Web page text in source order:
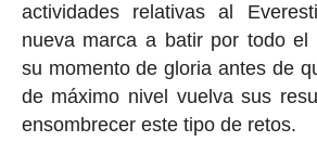
actividades relativas al
nueva marca a batir por todo el
su momento de gloria antes de
de máximo nivel vuelva sus
ensombrecer este tipo de retos.